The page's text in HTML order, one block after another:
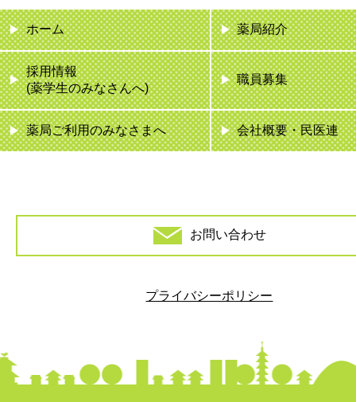
ホーム 薬局紹介
採用情報
(薬学生のみなさんへ)
職員募集
薬局ご利用のみなさまへ 会社概要・民医連
お問い合わせ
プライバシーポリシー